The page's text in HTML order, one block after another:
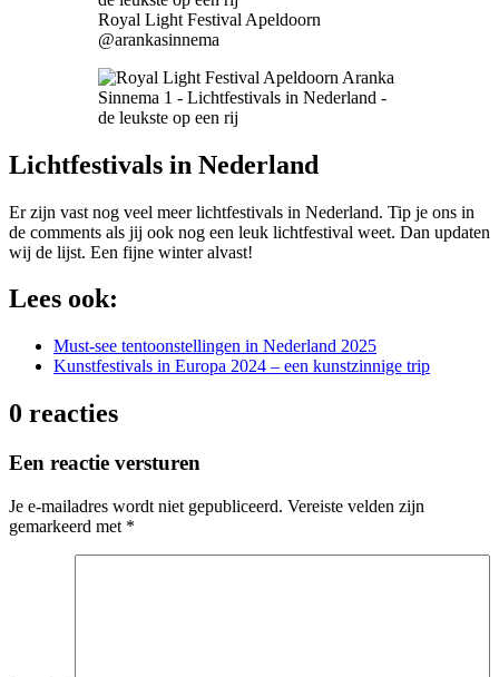
Royal Light Festival Apeldoorn
@arankasinnema
Lichtfestivals in Nederland
Er zijn vast nog veel meer lichtfestivals in Nederland. Tip je ons in
de comments als jij ook nog een leuk lichtfestival weet. Dan updaten
wij de lijst. Een fijne winter alvast!
Lees ook:
Must-see tentoonstellingen in Nederland 2025
Kunstfestivals in Europa 2024 – een kunstzinnige trip
0 reacties
Een reactie versturen
Je e-mailadres wordt niet gepubliceerd. Vereiste velden zijn
gemarkeerd met *